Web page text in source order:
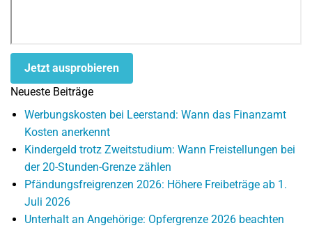
Jetzt ausprobieren
Neueste Beiträge
Werbungskosten bei Leerstand: Wann das Finanzamt
Kosten anerkennt
Kindergeld trotz Zweitstudium: Wann Freistellungen bei
der 20-Stunden-Grenze zählen
Pfändungsfreigrenzen 2026: Höhere Freibeträge ab 1.
Juli 2026
Unterhalt an Angehörige: Opfergrenze 2026 beachten